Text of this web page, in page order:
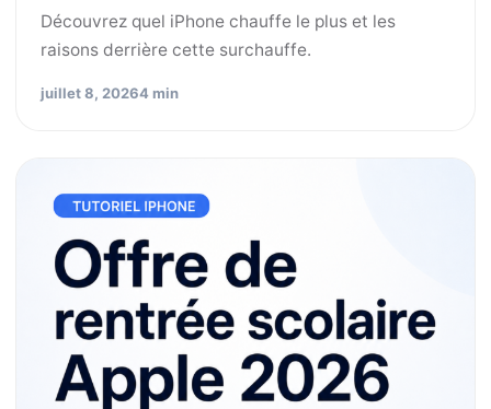
Découvrez quel iPhone chauffe le plus et les
raisons derrière cette surchauffe.
juillet 8, 20264 min